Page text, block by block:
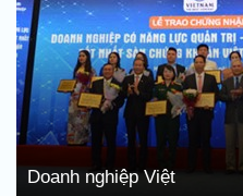
Doanh nghiệp Việt